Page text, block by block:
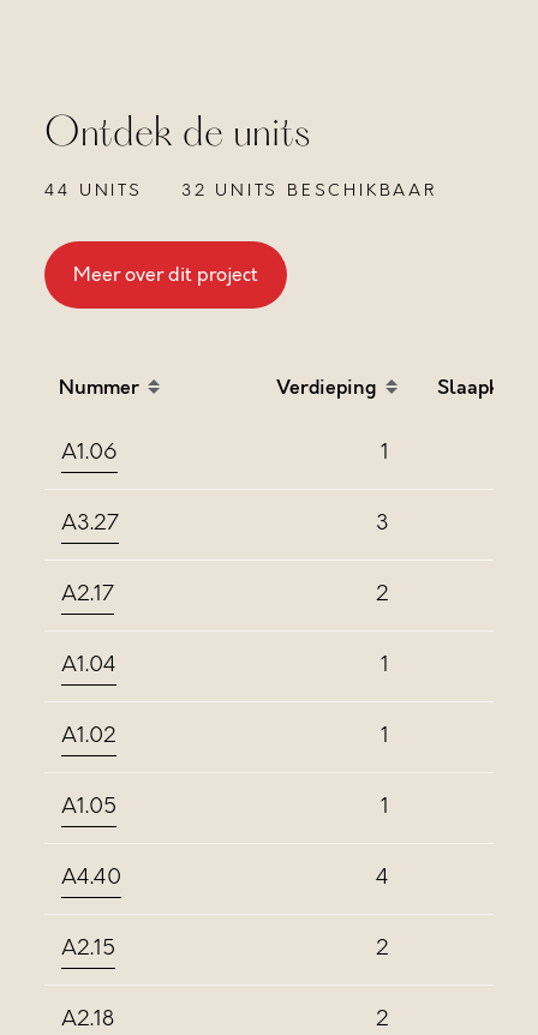
Ontdek de units
44 UNITS 32 UNITS BESCHIKBAAR
Meer over dit project
Nummer
Sort table by Nummer in descending order
Verdieping
Sort table by
A1.06 1
A3.27 3
A2.17 2
A1.04 1
A1.02 1
A1.05 1
A4.40 4
A2.15 2
A2.18 2